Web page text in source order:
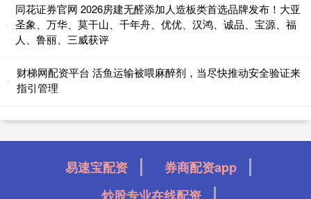
同花证券官网 2026房建无醛添加人造板类首选品牌发布！大亚
圣象、万华、莫干山、千年舟、优优、汉鸿、诚品、宝源、福
人、鲁丽、三威获评
财梯网配资平台 活鱼运输被喂麻醉剂，当尽快推动安全验证来
指引管理
易速宝配资
券商配资app